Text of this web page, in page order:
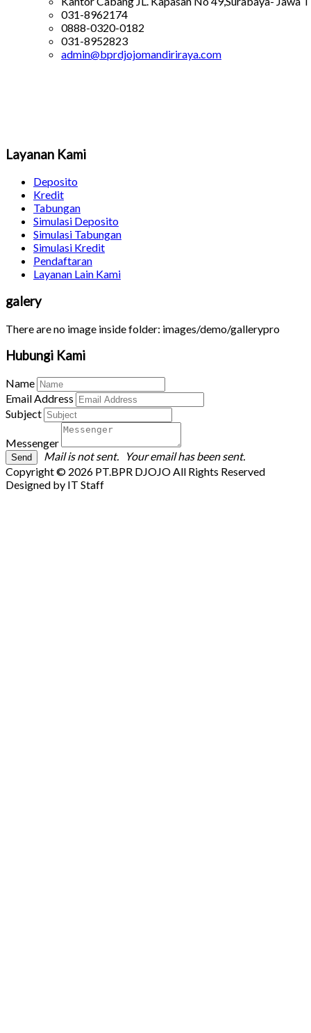
031-8962174
0888-0320-0182
031-8952823
admin@bprdjojomandiriraya.com
Layanan Kami
Deposito
Kredit
Tabungan
Simulasi Deposito
Simulasi Tabungan
Simulasi Kredit
Pendaftaran
Layanan Lain Kami
galery
There are no image inside folder: images/demo/gallerypro
Hubungi Kami
Name
Email Address
Subject
Messenger
Mail is not sent.
Your email has been sent.
Copyright © 2026 PT.BPR DJOJO All Rights Reserved
Designed by IT Staff